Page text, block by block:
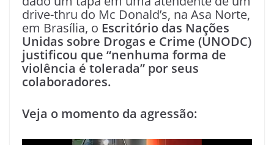
drive-thru do Mc Donald’s, na Asa Norte,
em Brasília, o Escritório das Nações
Unidas sobre Drogas e Crime (UNODC)
justificou que “nenhuma forma de
violência é tolerada” por seus
colaboradores.
Veja o momento da agressão: